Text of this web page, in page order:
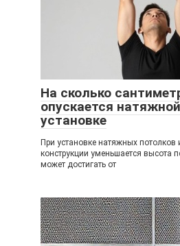
На сколько
опускается
установке
При установке натяжных потолков
конструкции уменьшается высота
может достигать от